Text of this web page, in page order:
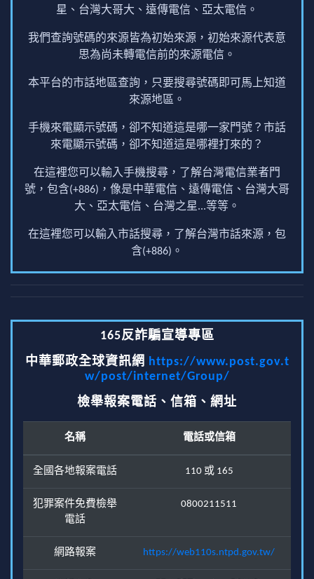
星、台灣大哥大、遠傳電信、亞太電信。
我們查詢號碼的來源皆為初始來源，初始來源代表意
思為尚未轉電信前的來源電信。
本平台的市話地區查詢，只要搜尋號碼即可馬上知道
來源地區。
手機來電顯示號碼，卻不知道這是哪一家門號？市話
來電顯示號碼，卻不知道這是哪裡打來的？
在這裡您可以輸入手機搜尋，了解台灣電信業者門
號，包含(+886)，像是中華電信、遠傳電信、台灣大哥
大、亞太電信、台灣之星...等等。
在這裡您可以輸入市話搜尋，了解台灣市話來源，包
含(+886)。
165反詐騙宣導專區
中華郵政全球資訊網 https://www.post.gov.t
w/post/internet/Group/
檢舉報案電話、信箱、網址
名稱 電話或信箱
全國各地報案電話 110 或 165
犯罪案件免費檢舉
電話
0800211511
網路報案 https://web110s.ntpd.gov.tw/